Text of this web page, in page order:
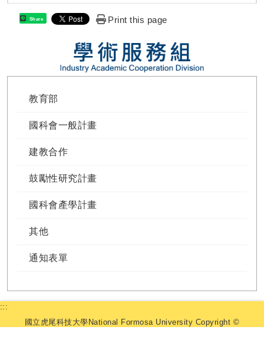
Share Print this page
教育部
國科會一般計畫
建教合作
鼓勵性研究計畫
國科會產學計畫
其他
通知表單
:::
國立虎尾科技大學National Formosa University Copyright ©